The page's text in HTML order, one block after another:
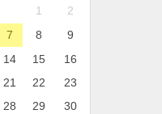
1
2
7 8
9
14 15
16
21 22
23
28 29
30